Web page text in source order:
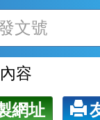
容
網址